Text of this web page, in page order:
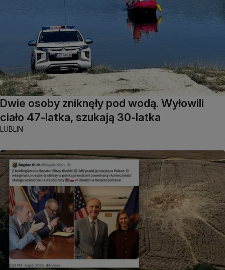
Dwie osoby zniknęły pod wodą. Wyłowili
ciało 47-latka, szukają 30-latka
LUBLIN